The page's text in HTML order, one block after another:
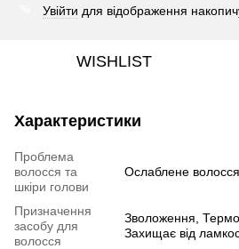
Увійти для відображення
WISHLIST
Характеристики
Проблема
волосся та
шкіри голови
Ослаблене
Призначення
засобу для
волосся
Зволоження,
Захищає від